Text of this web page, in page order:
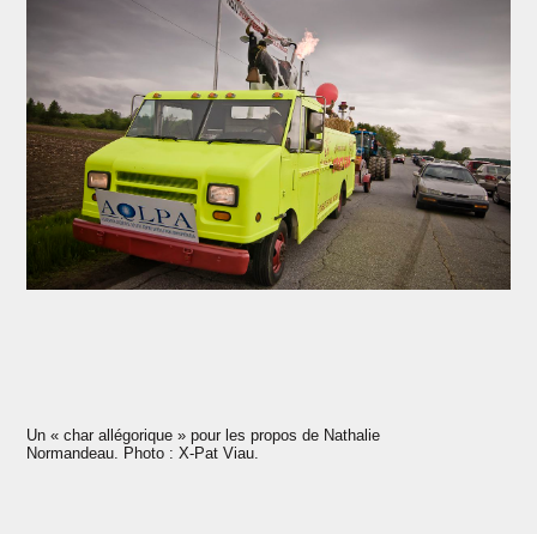
Un « char allégorique » pour les propos de Nathalie
Normandeau. Photo : X-Pat Viau.